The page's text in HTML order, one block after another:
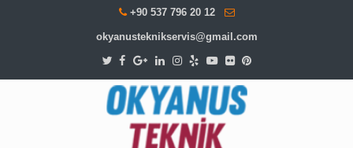
+90 537 796 20 12
okyanusteknikservis@gmail.com